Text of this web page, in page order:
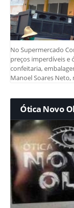
No Supermercado
preços imperdíveis
confeitaria,
Manoel Soares
Ótica Novo